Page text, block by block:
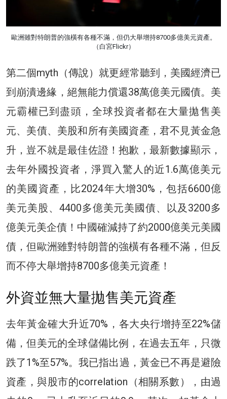
歐洲雖對特朗普的強橫有各種不滿，但仍大舉增持8700多億美元資產。
（白宮Flickr）
第二個myth（傳說）就更經常聽到，美國經濟已
到崩潰邊緣，絕無能力償還38萬億美元國債。美
元霸權已到盡頭，全球投資者都在大量拋售美
元、美債、美股和所有美國資產，君不見黃金急
升，豈不就是最佳佐證！抱歉，最新數據顯示，
去年外國投資者，淨買入驚人的近1.6萬億美元
的美國資產，比2024年大增30%，包括6600億
美元美股、4400多億美元美國債、以及3200多
億美元美企債！中國確減持了約2000億美元美國
債，但歐洲雖對特朗普的強橫有各種不滿，但反
而不停大舉增持8700多億美元資產！
外資並無大量拋售美元資產
去年黃金確大升近70%，各大央行增持至22%儲
備，但美元的全球儲備比例，在過去五年，只微
跌了1%至57%。我已指出過，黃金已不再是避險
資產，與股市的correlation（相關系數），由過